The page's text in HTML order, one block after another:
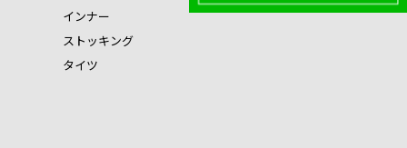
インナー
ストッキング
タイツ